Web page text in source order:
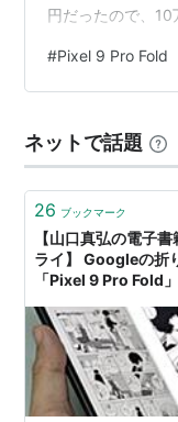
円だったので、10
と噂されている中
でしょう。 「折
クセサリー 折り
なので…
#Pixel 9 Pro Fold
ネットで話題
26 ブックマーク
【山口真弘の電子
ライ】 Googleの折
「Pixel 9 Pro Fold